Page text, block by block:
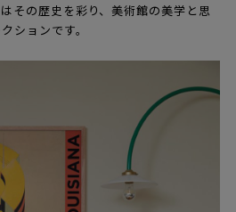
その歴史を彩り、美術館の美学と思
ションです。